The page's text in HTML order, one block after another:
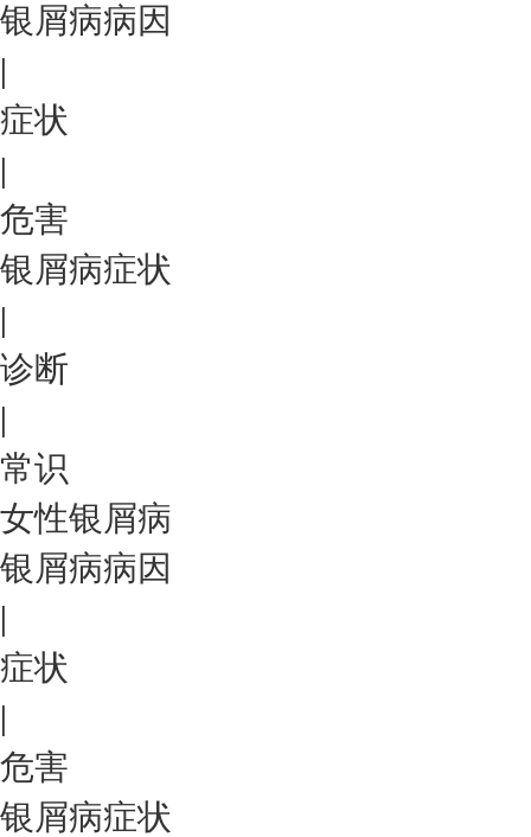
银屑病病因
|
症状
|
危害
银屑病症状
|
诊断
|
常识
女性银屑病
银屑病病因
|
症状
|
危害
银屑病症状